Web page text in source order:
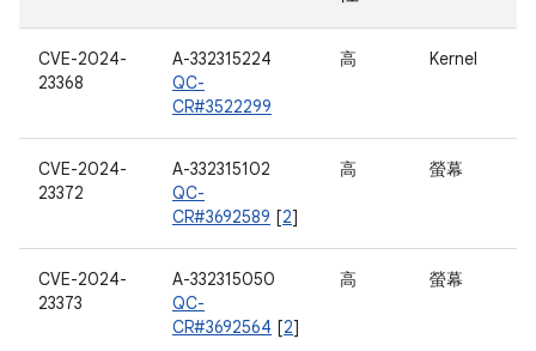
CVE-2024-
23368
A-332315224
QC-
CR#3522299
高 Kernel
CVE-2024-
23372
A-332315102
QC-
CR#3692589 [2]
高 螢幕
CVE-2024-
23373
A-332315050
QC-
CR#3692564 [2]
高 螢幕